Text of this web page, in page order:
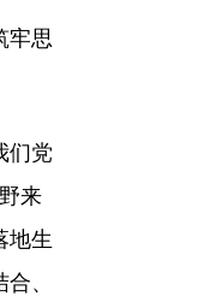
牢思
们党
来
地生
、